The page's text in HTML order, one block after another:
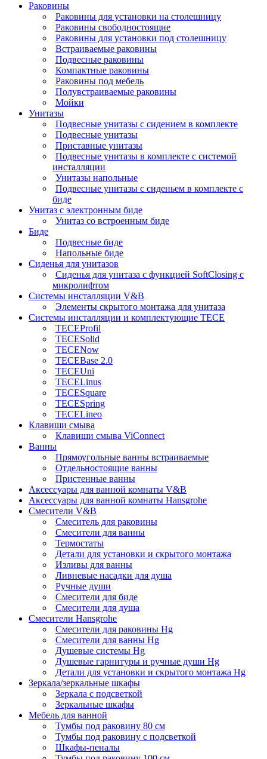
Раковины
Раковины для установки на столешницу
Раковины свободностоящие
Раковины для установки под столешницу
Встраиваемые раковины
Подвесные раковины
Компактные раковины
Раковины под мебель
Полувстраиваемые раковины
Мойки
Унитазы
Подвесные унитазы с сидением в комплекте
Подвесные унитазы
Приставные унитазы
Подвесные унитазы в комплекте с системой
инсталляции
Унитазы напольные
Подвесные унитазы с сиденьем в комплекте с
биде
Унитаз с электронным биде
Унитаз со встроенным биде
Биде
Подвесные биде
Напольные биде
Сиденья для унитазов
Сиденья для унитаза с функцией SoftClosing с
микролифтом
Системы инсталляции V&B
Элементы скрытого монтажа для унитаза
Системы инсталляции и комплектующие TECE
TECEProfil
TECESolid
TECENow
TECEBase 2.0
TECEUni
TECELinus
TECESquare
TECESpring
TECELineo
Клавиши смыва
Клавиши смыва ViConnect
Ванны
Прямоугольные ванны встраиваемые
Отдельностоящие ванны
Пристенные ванны
Аксессуары для ванной комнаты V&B
Аксессуары для ванной комнаты Hansgrohe
Смесители V&B
Смеситель для раковины
Смесители для ванны
Термостаты
Детали для установки и скрытого монтажа
Изливы для ванны
Ливневые насадки для душа
Ручные души
Смесители для биде
Смесители для душа
Смесители Hansgrohe
Смесители для раковины Hg
Смесители для ванны Hg
Душевые системы Hg
Душевые гарнитуры и ручные души Hg
Детали для установки и скрытого монтажа Hg
Зеркала/зеркальные шкафы
Зеркала с подсветкой
Зеркальные шкафы
Мебель для ванной
Тумбы под раковину 80 см
Тумбы под раковину с подсветкой
Шкафы-пеналы